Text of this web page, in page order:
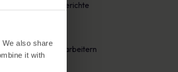
also share
it with
reduzieren und Berichte
da dies eine
von Mitarbeitern